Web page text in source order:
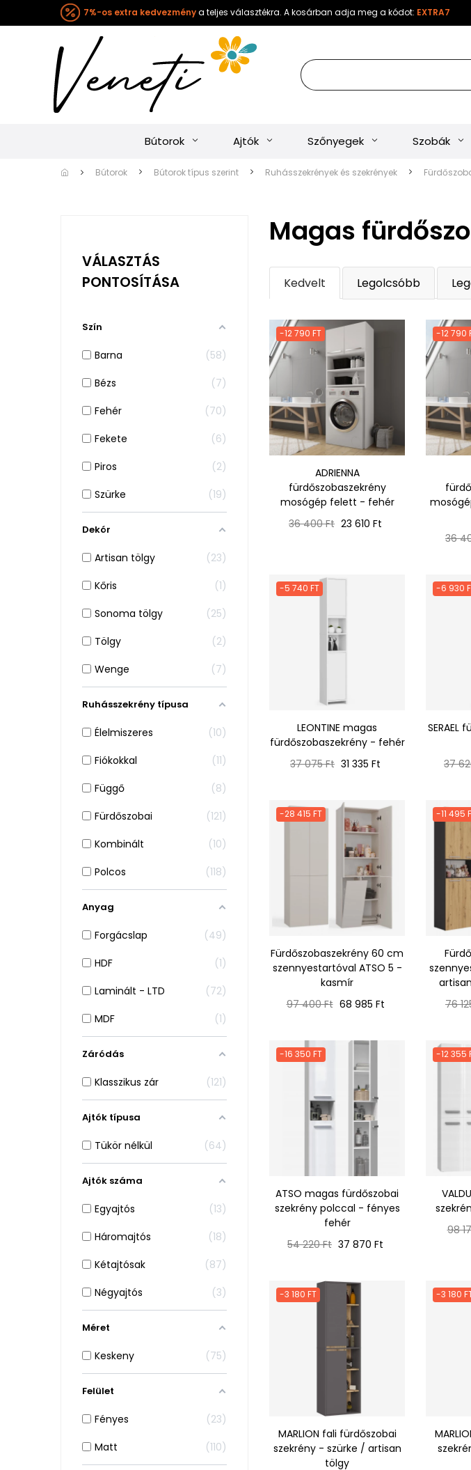
7%-os extra kedvezménya teljes választékra. A kosárban adja meg a kódot: EXTRA7
Bútorok Ajtók Szőnyegek Szobák
Bútorok Bútorok típus szerint Ruhásszekrények és szekrények
VÁLASZTÁS
PONTOSÍTÁSA
Szín
Barna
58
Bézs
7
Fehér
70
Fekete
6
Piros
2
Szürke
19
Dekór
Artisan tölgy
23
Kőris
1
Sonoma tölgy
25
Tölgy
2
Wenge
7
Ruhásszekrény típusa
Élelmiszeres
10
Fiókokkal
11
Függő
8
Fürdőszobai
121
Kombinált
10
Polcos
118
Anyag
Forgácslap
49
HDF
1
Laminált - LTD
72
MDF
1
Záródás
Klasszikus zár 121
Ajtók típusa
Tükör nélkül 64
Ajtók száma
Egyajtós
13
Háromajtós
18
Kétajtósak
87
Négyajtós
3
Méret
Keskeny 75
Felület
Fényes
23
Matt
110
Magas
Kedvelt Legolcsóbb
-12 790 FT
ADRIENNA
fürdőszobaszekrény
mosógép felett - fehér
Normál
36 400 Ft Ár
23 610 Ft
-12 790
36
-5 740 FT
LEONTINE magas
fürdőszobaszekrény - fehér
Normál
37 075 Ft Ár
31 335 Ft
-6 930
SERAEL
37
-28 415 FT
Fürdőszobaszekrény 60 cm
szennyestartóval ATSO 5 -
kasmír
Normál
97 400 Ft Ár
68 985 Ft
-11 495
76
-16 350 FT
ATSO magas fürdőszobai
szekrény polccal - fényes
fehér
Normál
54 220 Ft Ár
37 870 Ft
-12 355
98
-3 180 FT
MARLION fali fürdőszobai
szekrény - szürke / artisan
tölgy
-3 180